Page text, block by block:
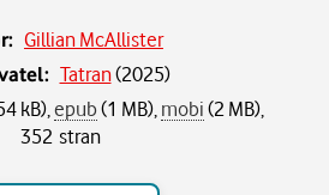
Gillian McAllister
Tatran(2025)
kB), epub(1 MB), mobi(2 MB),
352 stran